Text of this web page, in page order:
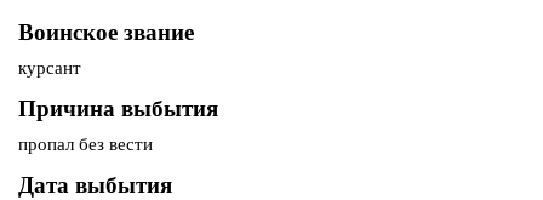
Воинское звание
курсант
Причина выбытия
пропал без вести
Дата выбытия